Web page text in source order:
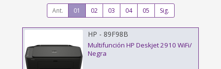
Ant. 01 02 03 04 05 Sig.
HP - 89F98B
Multifunción HP Deskjet 2910 WiFi/
Negra